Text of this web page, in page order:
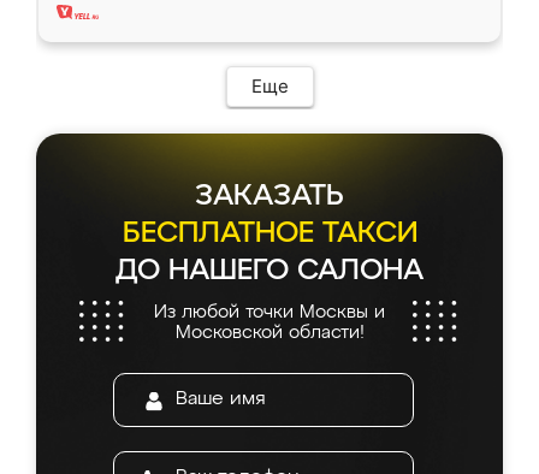
Еще
ЗАКАЗАТЬ
БЕСПЛАТНОЕ ТАКСИ
ДО НАШЕГО САЛОНА
Из любой точки Москвы и
Московской области!